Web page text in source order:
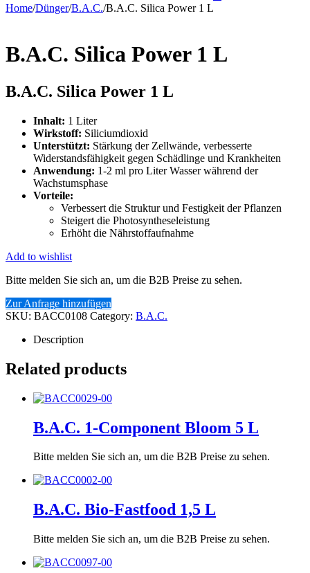
Home/Dünger/B.A.C./B.A.C. Silica Power 1 L
B.A.C. Silica Power 1 L
B.A.C. Silica Power 1 L
Inhalt: 1 Liter
Wirkstoff: Siliciumdioxid
Unterstützt: Stärkung der Zellwände, verbesserte
Widerstandsfähigkeit gegen Schädlinge und Krankheiten
Anwendung: 1-2 ml pro Liter Wasser während der
Wachstumsphase
Vorteile:
Verbessert die Struktur und Festigkeit der Pflanzen
Steigert die Photosyntheseleistung
Erhöht die Nährstoffaufnahme
Add to wishlist
Bitte melden Sie sich an, um die B2B Preise zu sehen.
Zur Anfrage hinzufügen
SKU: BACC0108 Category: B.A.C.
Description
Related products
B.A.C. 1-Component Bloom 5 L
Bitte melden Sie sich an, um die B2B Preise zu sehen.
B.A.C. Bio-Fastfood 1,5 L
Bitte melden Sie sich an, um die B2B Preise zu sehen.